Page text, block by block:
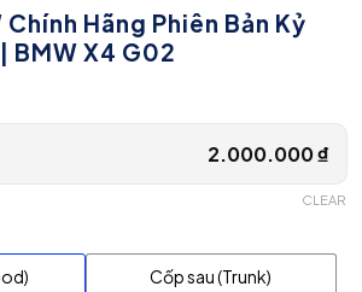
Hãng Phiên Bản Kỷ
BMW X4 G02
2.000.000₫
Cốp sau (Trunk)
CLEAR